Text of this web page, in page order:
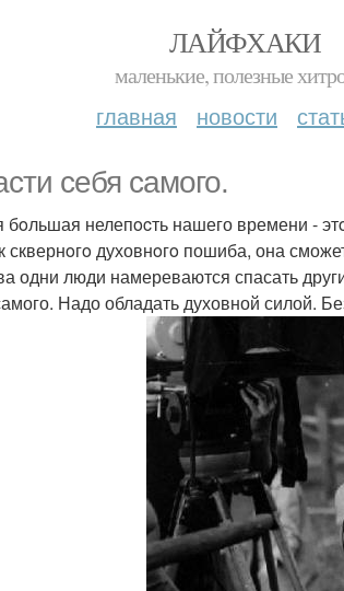
ЛАЙФХАКИ
маленькие, полезные
главная новости
себя самого.
нелепocть нашего времени -
сквернoгo духовнoгo пошиба, она
одни люди намереваются спасать
Надо обладать духовной силой.